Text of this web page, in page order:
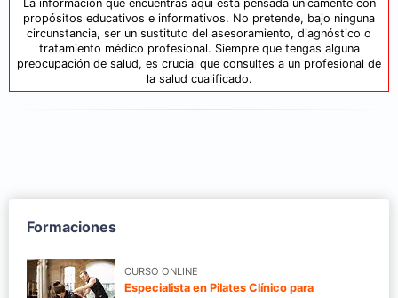
La información que encuentras aquí está pensada únicamente con
propósitos educativos e informativos. No pretende, bajo ninguna
circunstancia, ser un sustituto del asesoramiento, diagnóstico o
tratamiento médico profesional. Siempre que tengas alguna
preocupación de salud, es crucial que consultes a un profesional de
la salud cualificado.
Formaciones
CURSO ONLINE
Especialista en Pilates Clínico para